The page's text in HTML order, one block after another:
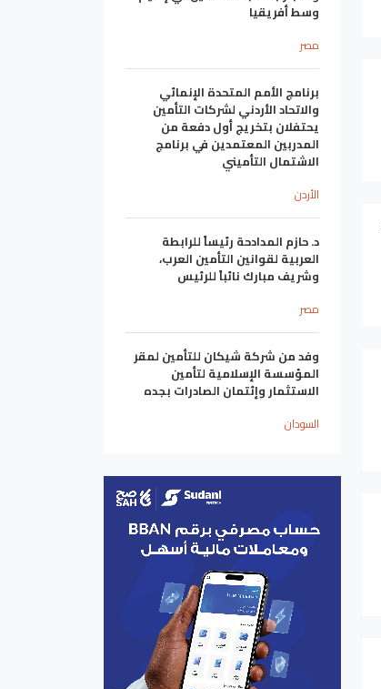
وسط أفريقيا
مصر
برنامج الأمم المتحدة الإنمائي
والاتحاد الأردني لشركات التأمين
يحتفلان بتخريج أول دفعة من
المدربين المعتمدين في برنامج
الاشتمال التأميني
الأردن
د. حازم المدادحة رئيساً للرابطة
العربية لقوانين التأمين العرب،
وشريف مبارك نائباً للرئيس
مصر
وفد من شركة شيكان للتأمين لمقر
المؤسسة الإسلامية لتأمين
الاستثمار وإئتمان الصادرات بجده
السودان